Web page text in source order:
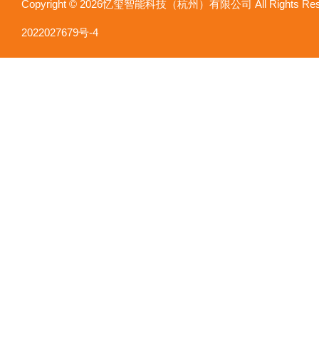
Copyright © 2026忆玺智能科技（杭州）有限公司 All Rights
2022027679号-4